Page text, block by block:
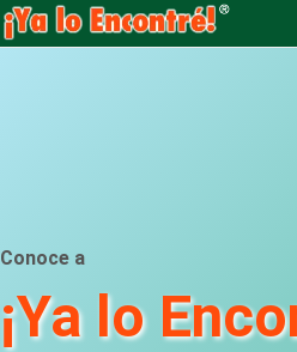
Conoce a
¡Ya lo